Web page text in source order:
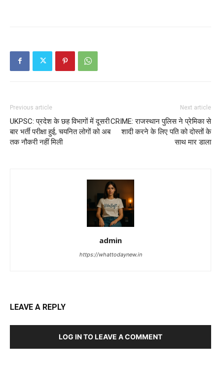
Previous article
UKPSC: प्रदेश के छह विभागों में दूसरी
बार भर्ती परीक्षा हुई, चयनित लोगों को अब
तक नौकरी नहीं मिली
Next article
CRIME: राजस्थान पुलिस ने प्रेमिका से
शादी करने के लिए पति को दोस्तों के
साथ मार डाला
admin
https://whattodaynew.in
LEAVE A REPLY
LOG IN TO LEAVE A COMMENT